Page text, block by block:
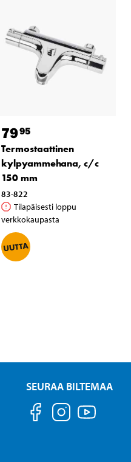
7995
Termostaattinen
kylpyammehana, c/c
150 mm
83-822
Tilapäisesti loppu
verkkokaupasta
SEURAA BILTEMAA